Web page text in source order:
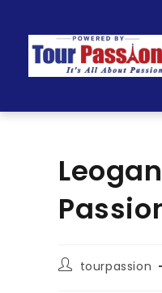
tourpassion